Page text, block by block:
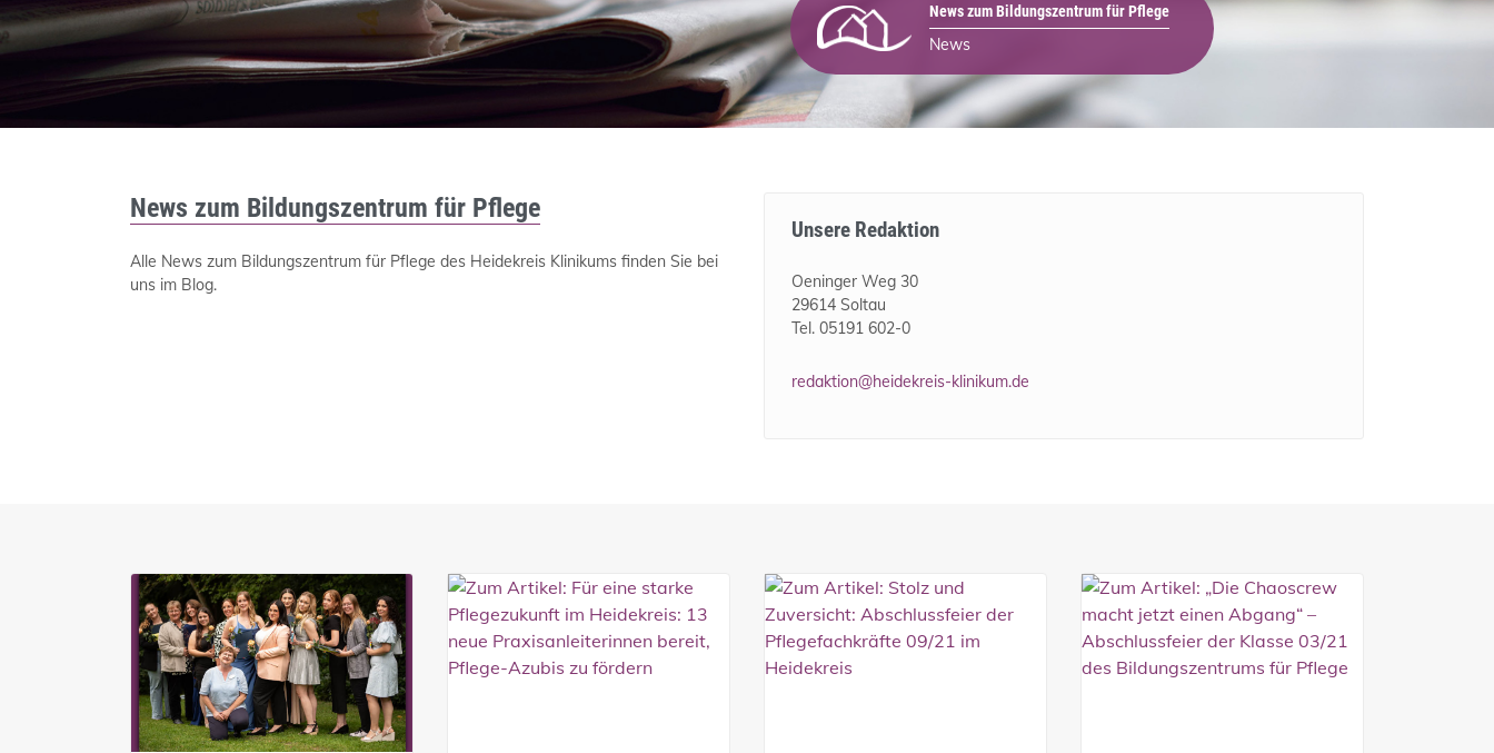
News zum Bildungszentrum für Pflege
News
News zum Bildungszentrum für Pflege
Alle News zum Bildungszentrum für Pflege des Heidekreis Klinikums finden Sie bei
uns im Blog.
Unsere Redaktion
Oeninger Weg 30
29614 Soltau
Tel. 05191 602-0
redaktion@heidekreis-klinikum.de